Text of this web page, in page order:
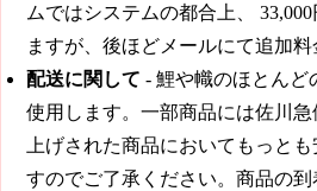
ムではシステムの都合上、
33,000
ますが、後ほどメールにて追加料
配送に関して - 鯉や幟のほとんど
使用します。一部商品には佐川
上げされた商品においてもっと
すのでご了承ください。商品の